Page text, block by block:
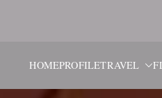
HOMEPROFILETRAVEL